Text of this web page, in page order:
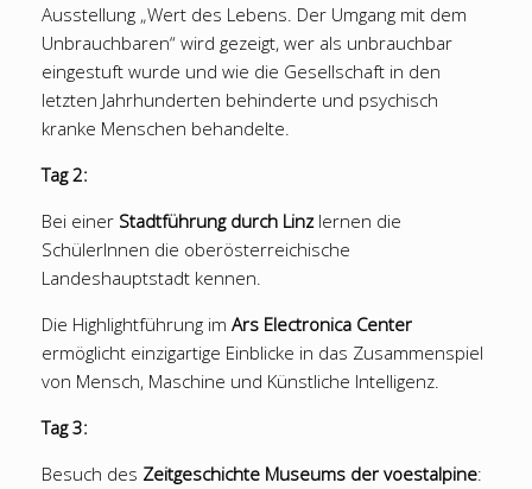
Ausstellung „Wert des Lebens. Der Umgang mit dem
Unbrauchbaren“ wird gezeigt, wer als unbrauchbar
eingestuft wurde und wie die Gesellschaft in den
letzten Jahrhunderten behinderte und psychisch
kranke Menschen behandelte.
Tag 2:
Bei einer Stadtführung durch Linzlernen die
SchülerInnen die oberösterreichische
Landeshauptstadt kennen.
Die Highlightführung im Ars Electronica Center
ermöglicht einzigartige Einblicke in das Zusammenspiel
von Mensch, Maschine und Künstliche Intelligenz.
Tag 3:
Besuch des Zeitgeschichte Museums der voestalpine: